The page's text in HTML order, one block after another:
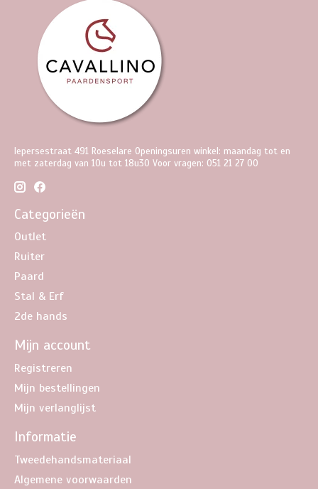
Iepersestraat 491 Roeselare Openingsuren winkel: maandag tot en
met zaterdag van 10u tot 18u30 Voor vragen: 051 21 27 00
Categorieën
Outlet
Ruiter
Paard
Stal & Erf
2de hands
Mijn account
Registreren
Mijn bestellingen
Mijn verlanglijst
Informatie
Tweedehandsmateriaal
Algemene voorwaarden